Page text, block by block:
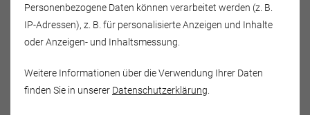
Personenbezogene Daten können verarbeitet werden (z. B.
IP-Adressen), z. B. für personalisierte Anzeigen und Inhalte
oder Anzeigen- und Inhaltsmessung.
Weitere Informationen über die Verwendung Ihrer Daten
finden Sie in unserer Datenschutzerklärung